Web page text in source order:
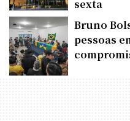
sexta
Bruno
pessoas